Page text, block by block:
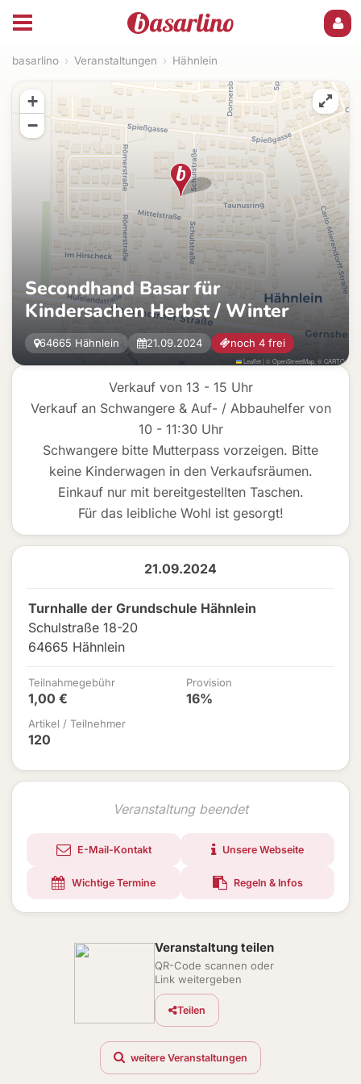
basarlino › Veranstaltungen › Hähnlein
Verkauf von 13 - 15 Uhr
Verkauf an Schwangere & Auf- / Abbauhelfer von
10 - 11:30 Uhr
Schwangere bitte Mutterpass vorzeigen. Bitte
keine Kinderwagen in den Verkaufsräumen.
Einkauf nur mit bereitgestellten Taschen.
Für das leibliche Wohl ist gesorgt!
21.09.2024
Turnhalle der Grundschule Hähnlein
Schulstraße 18-20
64665 Hähnlein
Teilnahmegebühr
1,00 €
Provision
16%
Artikel / Teilnehmer
120
Veranstaltung beendet
E-Mail-Kontakt Unsere Webseite
Wichtige Termine Regeln & Infos
Secondhand Basar für
Kindersachen Herbst / Winter
64665 Hähnlein 21.09.2024 noch 4 frei
+
−
Leaflet| ©OpenStreetMap , ©CARTO
Veranstaltung teilen
QR-Code scannen oder
Link weitergeben
Teilen
weitere Veranstaltungen